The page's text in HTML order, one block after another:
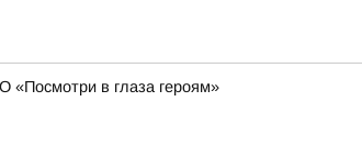
«Посмотри в глаза героям»